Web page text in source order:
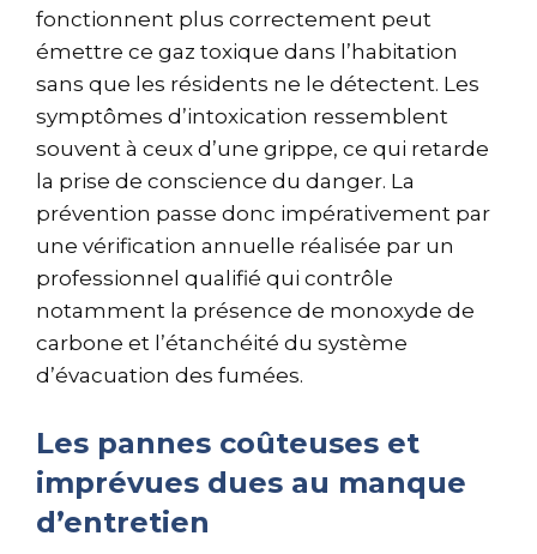
fonctionnent plus correctement peut
émettre ce gaz toxique dans l’habitation
sans que les résidents ne le détectent. Les
symptômes d’intoxication ressemblent
souvent à ceux d’une grippe, ce qui retarde
la prise de conscience du danger. La
prévention passe donc impérativement par
une vérification annuelle réalisée par un
professionnel qualifié qui contrôle
notamment la présence de monoxyde de
carbone et l’étanchéité du système
d’évacuation des fumées.
Les pannes coûteuses et
imprévues dues au manque
d’entretien